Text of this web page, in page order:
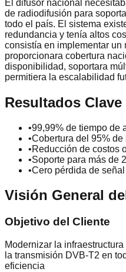
El difusor nacional
de radiodifusión para
todo el país. El sistema
redundancia y tenía altos
consistía en implementar un
proporcionara cobertura
disponibilidad, soportara
permitiera la escalabilidad
Resultados Clave
•99,99% de tiempo de
•Cobertura del 95% de
•Reducción de costos
•Soporte para más de
•Cero pérdida de
Visión General
Objetivo del Cliente
Modernizar la
la transmisión DVB-T2 en
eficiencia